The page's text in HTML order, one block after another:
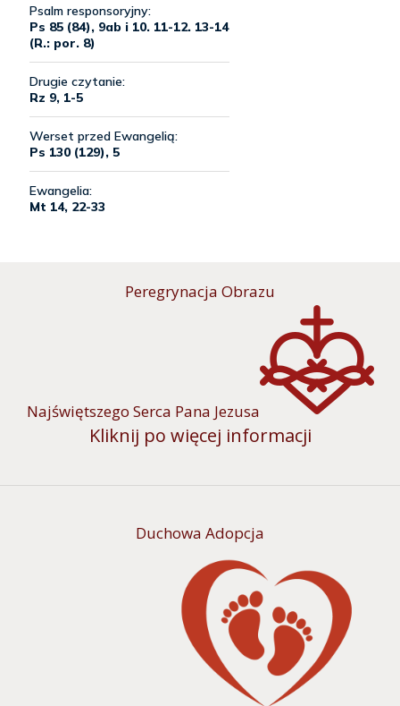
Peregrynacja Obrazu
Najświętszego Serca Pana Jezusa
Kliknij po więcej informacji
Duchowa Adopcja